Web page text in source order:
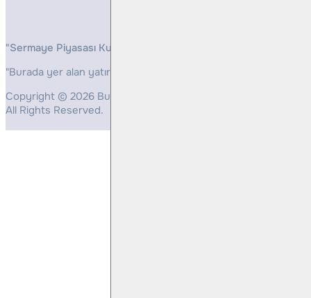
"Sermaye Piyasası Kurulunun, Yatırım Hizmetleri ve
"Burada yer alan yatırım bilgi, yorum ve tavsiyeleri yatırım
Copyright © 2026 Bulls Yatırım Menkul Değerler
All Rights Reserved.